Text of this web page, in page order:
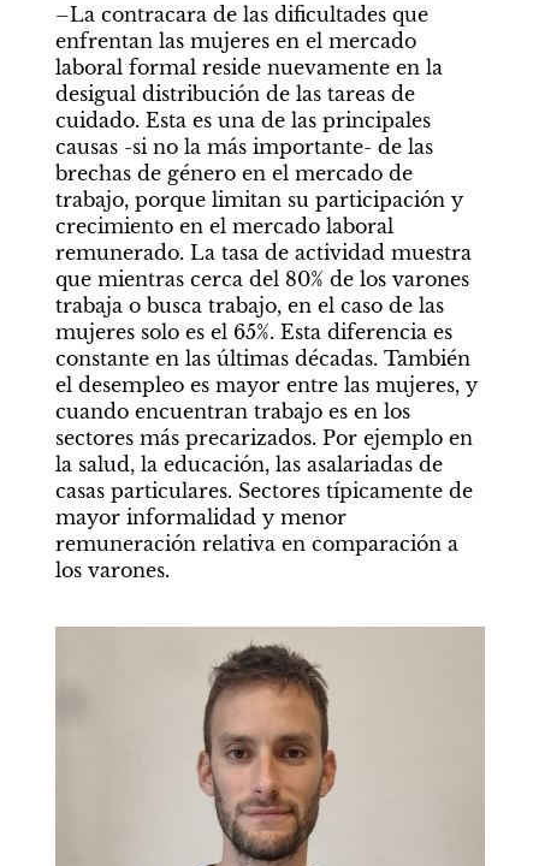
–La contracara de las dificultades que
enfrentan las mujeres en el mercado
laboral formal reside nuevamente en la
desigual distribución de las tareas de
cuidado. Esta es una de las principales
causas -si no la más importante- de las
brechas de género en el mercado de
trabajo, porque limitan su participación y
crecimiento en el mercado laboral
remunerado. La tasa de actividad muestra
que mientras cerca del 80% de los varones
trabaja o busca trabajo, en el caso de las
mujeres solo es el 65%. Esta diferencia es
constante en las últimas décadas. También
el desempleo es mayor entre las mujeres, y
cuando encuentran trabajo es en los
sectores más precarizados. Por ejemplo en
la salud, la educación, las asalariadas de
casas particulares. Sectores típicamente de
mayor informalidad y menor
remuneración relativa en comparación a
los varones.